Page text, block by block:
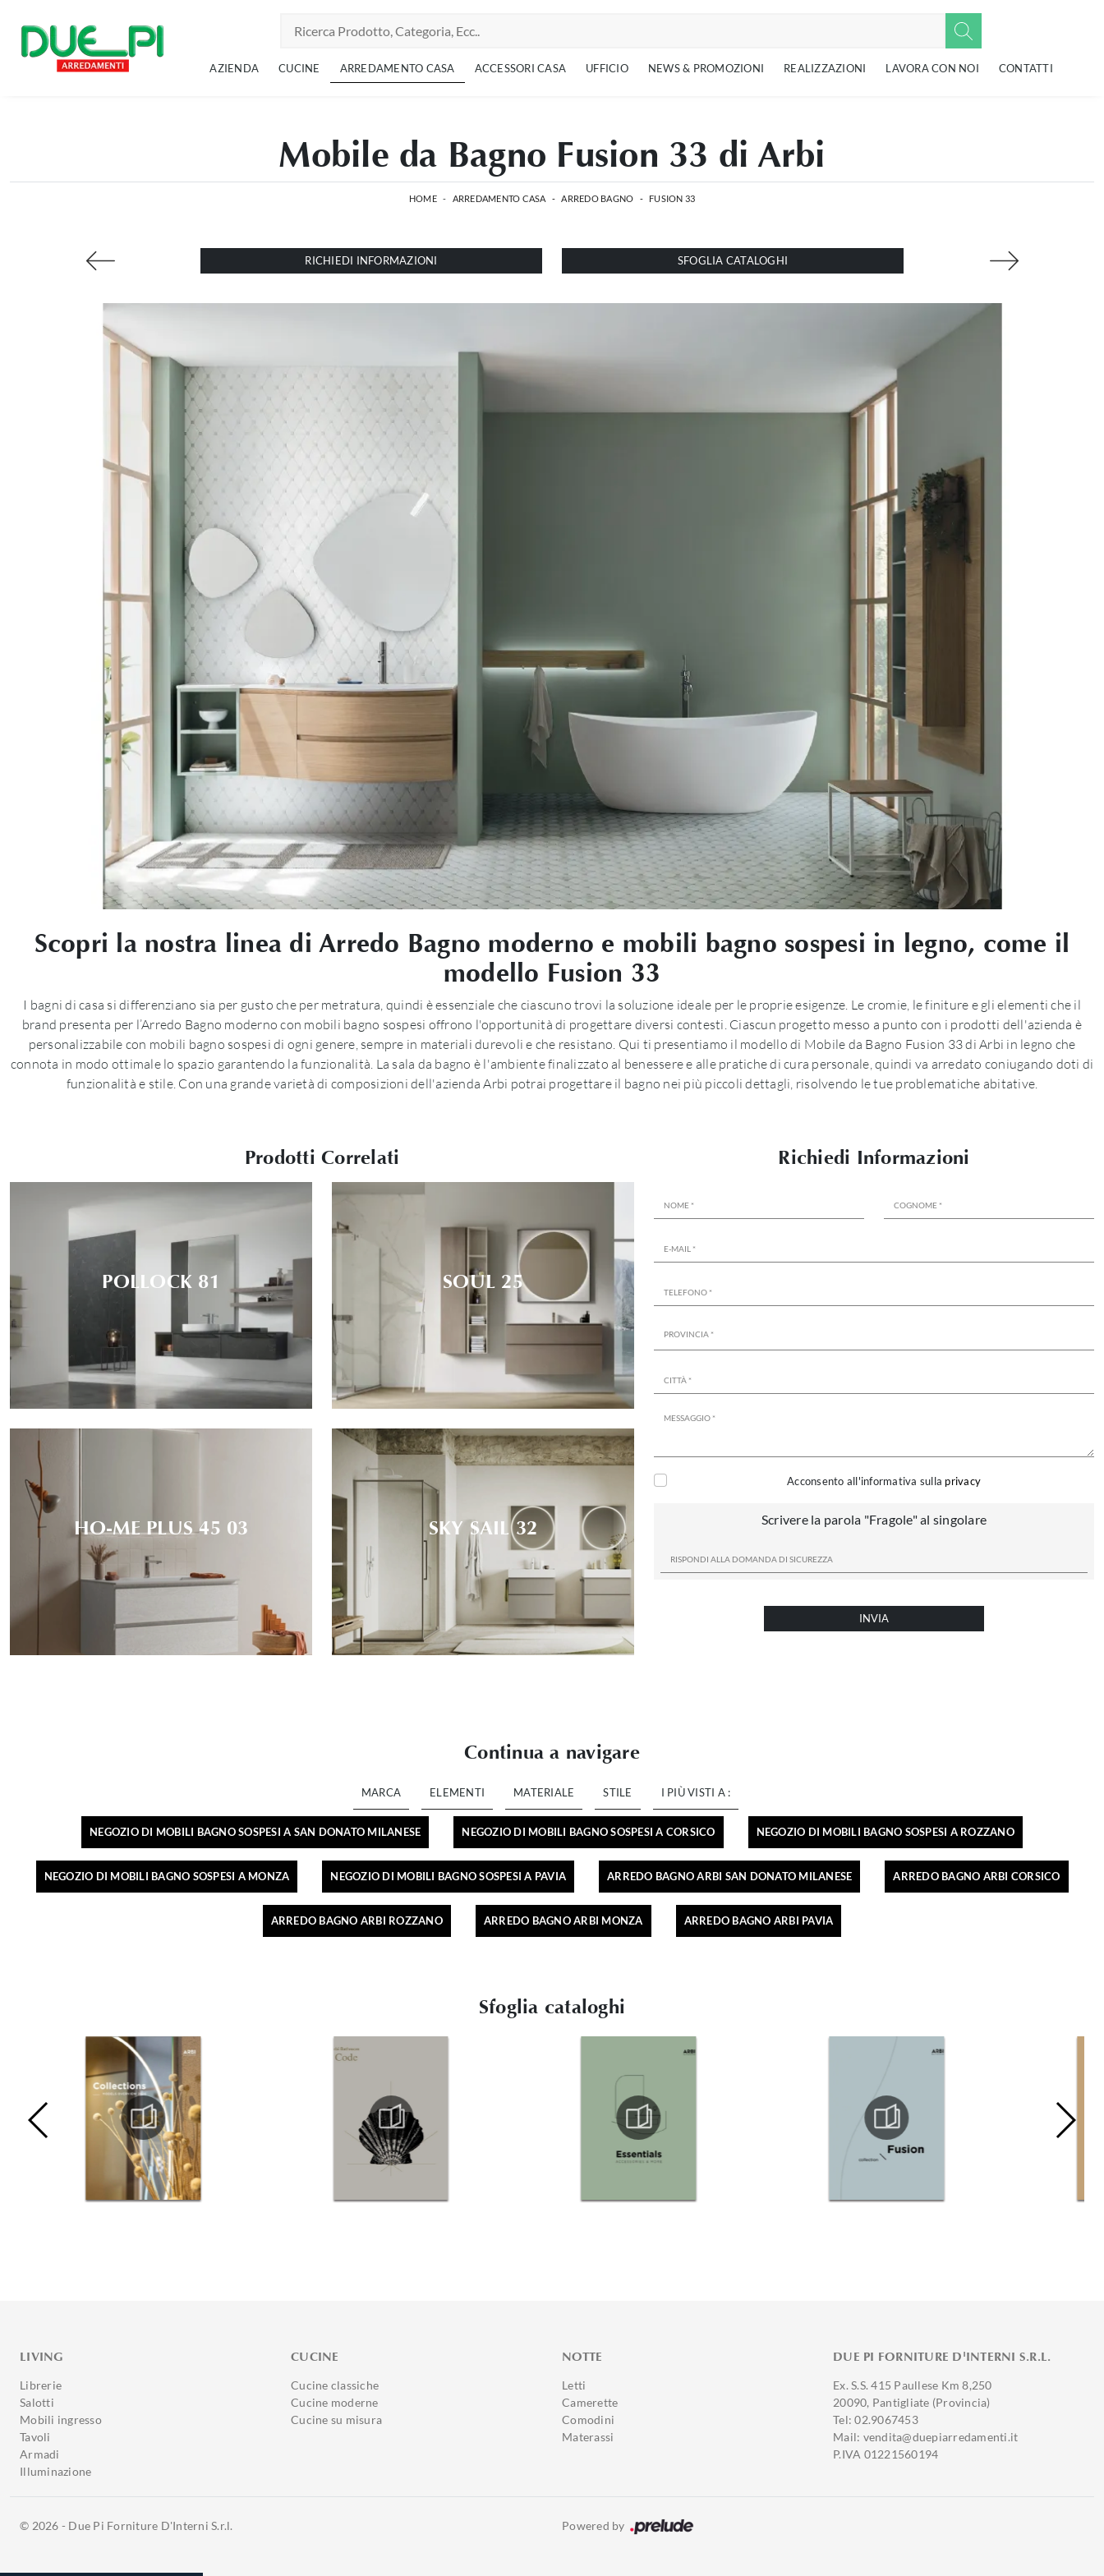
AZIENDA CUCINE ARREDAMENTO CASA ACCESSORI CASA UFFICIO NEWS & PROMOZIONI REALIZZAZIONI LAVORA CON NOI CONTATTI
Mobile da Bagno Fusion 33 di Arbi
HOME - ARREDAMENTO CASA - ARREDO BAGNO - FUSION 33
RICHIEDI INFORMAZIONI SFOGLIA CATALOGHI
Scopri la nostra linea di Arredo Bagno moderno e mobili bagno sospesi in legno, come il
modello Fusion 33
I bagni di casa si differenziano sia per gusto che per metratura, quindi è essenziale che ciascuno trovi la soluzione ideale per le proprie esigenze. Le cromie, le finiture e gli elementi che il
brand presenta per l’Arredo Bagno moderno con mobili bagno sospesi offrono l'opportunità di progettare diversi contesti. Ciascun progetto messo a punto con i prodotti dell'azienda è
personalizzabile con mobili bagno sospesi di ogni genere, sempre in materiali durevoli e che resistano. Qui ti presentiamo il modello di Mobile da Bagno Fusion 33 di Arbi in legno che
connota in modo ottimale lo spazio garantendo la funzionalità. La sala da bagno è l'ambiente finalizzato al benessere e alle pratiche di cura personale, quindi va arredato coniugando doti di
funzionalità e stile. Con una grande varietà di composizioni dell'azienda Arbi potrai progettare il bagno nei più piccoli dettagli, risolvendo le tue problematiche abitative.
Prodotti Correlati
POLLOCK 81 SOUL 25
HO-ME PLUS 45 03 SKY SAIL 32
Richiedi Informazioni
Acconsento all'informativa sulla privacy
Scrivere la parola "Fragole" al singolare
INVIA
Continua a navigare
MARCA ELEMENTI MATERIALE STILE I PIÙ VISTI A :
NEGOZIO DI MOBILI BAGNO SOSPESI A SAN DONATO MILANESE NEGOZIO DI MOBILI BAGNO SOSPESI A CORSICO NEGOZIO DI MOBILI BAGNO SOSPESI A ROZZANO
NEGOZIO DI MOBILI BAGNO SOSPESI A MONZA NEGOZIO DI MOBILI BAGNO SOSPESI A PAVIA ARREDO BAGNO ARBI SAN DONATO MILANESE ARREDO BAGNO ARBI CORSICO
ARREDO BAGNO ARBI ROZZANO ARREDO BAGNO ARBI MONZA ARREDO BAGNO ARBI PAVIA
Sfoglia cataloghi
LIVING
Librerie
Salotti
Mobili ingresso
Tavoli
Armadi
Illuminazione
CUCINE
Cucine classiche
Cucine moderne
Cucine su misura
NOTTE
Letti
Camerette
Comodini
Materassi
DUE PI FORNITURE D'INTERNI S.R.L.
Ex. S.S. 415 Paullese Km 8,250
20090, Pantigliate (Provincia)
Tel: 02.9067453
Mail: vendita@duepiarredamenti.it
P.IVA 01221560194
© 2026 - Due Pi Forniture D'Interni S.r.l. Powered by